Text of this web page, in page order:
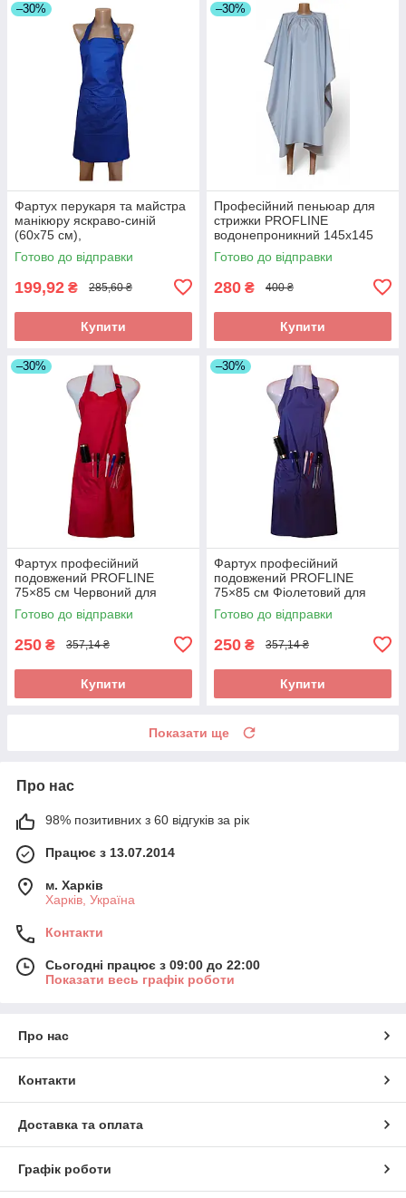
–30%
Фартух перукаря та майстра
манікюру яскраво-синій
(60х75 см),
водовідштовхувальний,
професійний
Готово до відправки
199,92 ₴ 285,60 ₴
Купити
–30%
Професійний пеньюар для
стрижки PROFLINE
водонепроникний 145х145
см Сірий (накидка
перукарська) Арт. 145С
Готово до відправки
280 ₴ 400 ₴
Купити
–30%
Фартух професійний
подовжений PROFLINE
75×85 см Червоний для
майстра манікюру/перукаря/
б'юті-майстра, водостійкий.
Готово до відправки
250 ₴ 357,14 ₴
Купити
–30%
Фартух професійний
подовжений PROFLINE
75×85 см Фіолетовий для
майстра манікюру/перукаря/
б'юті-майстра, водостійкий.
Готово до відправки
250 ₴ 357,14 ₴
Купити
Показати ще
Про нас
98% позитивних з 60 відгуків за рік
Працює з 13.07.2014
м. Харків
Харків, Україна
Контакти
Сьогодні працює з 09:00 до 22:00
Показати весь графік роботи
Про нас
Контакти
Доставка та оплата
Графік роботи